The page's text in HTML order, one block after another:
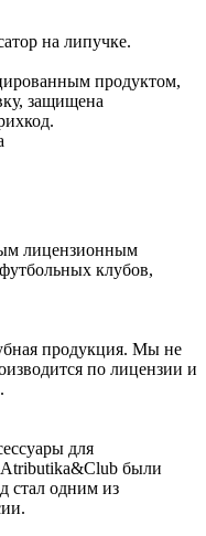
на липучке.
продуктом,
защищена
лицензионным
клубов,
продукция. Мы не
по лицензии и
для
Atributika&Club были
стал одним из